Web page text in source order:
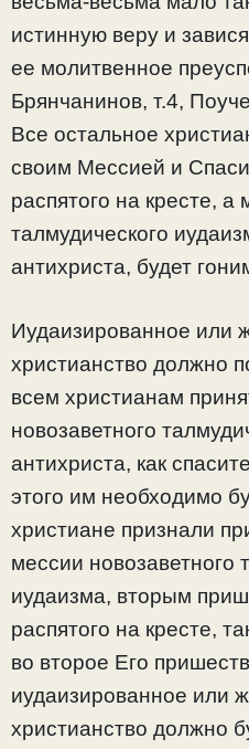
истинную веру и
ее молитвенное
Брянчанинов, т.4,
Все остальное
своим Мессией и
распятого на кресте, а
талмудического
антихриста, будет
Иудаизированное или
христианство должно
всем христианам
новозаветного
антихриста, как
этого им необходимо
христиане признали
мессии новозаветного
иудаизма, вторым
распятого на кресте,
во второе Его
иудаизированное или
христианство должно